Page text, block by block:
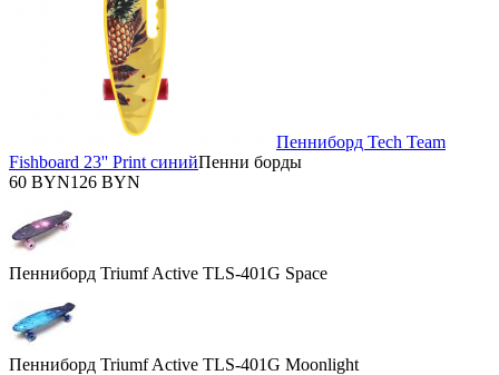
Пенниборд Tech Team
Fishboard 23'' Print синийПенни борды
60 BYN126 BYN
Пенниборд Triumf Active TLS-401G Space
Пенниборд Triumf Active TLS-401G Moonlight